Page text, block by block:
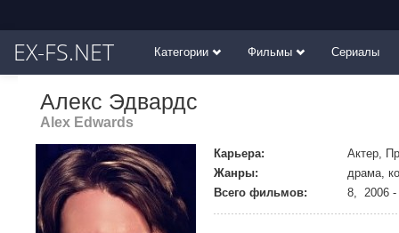
EX-FS.NET Категории Фильмы Сериалы
Алекс Эдвардс
Alex Edwards
Карьера:
Актер,
Жанры:
драма,
Всего фильмов:
8, 2006 -